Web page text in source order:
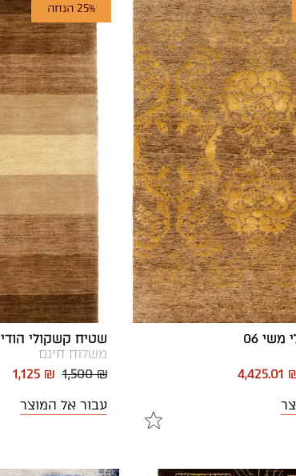
06
4,425.01
25% הנחה
שטיח קשקולי הודי 01
משלוח חינם
1,500 ₪
1,125 ₪
עבור אל המוצר